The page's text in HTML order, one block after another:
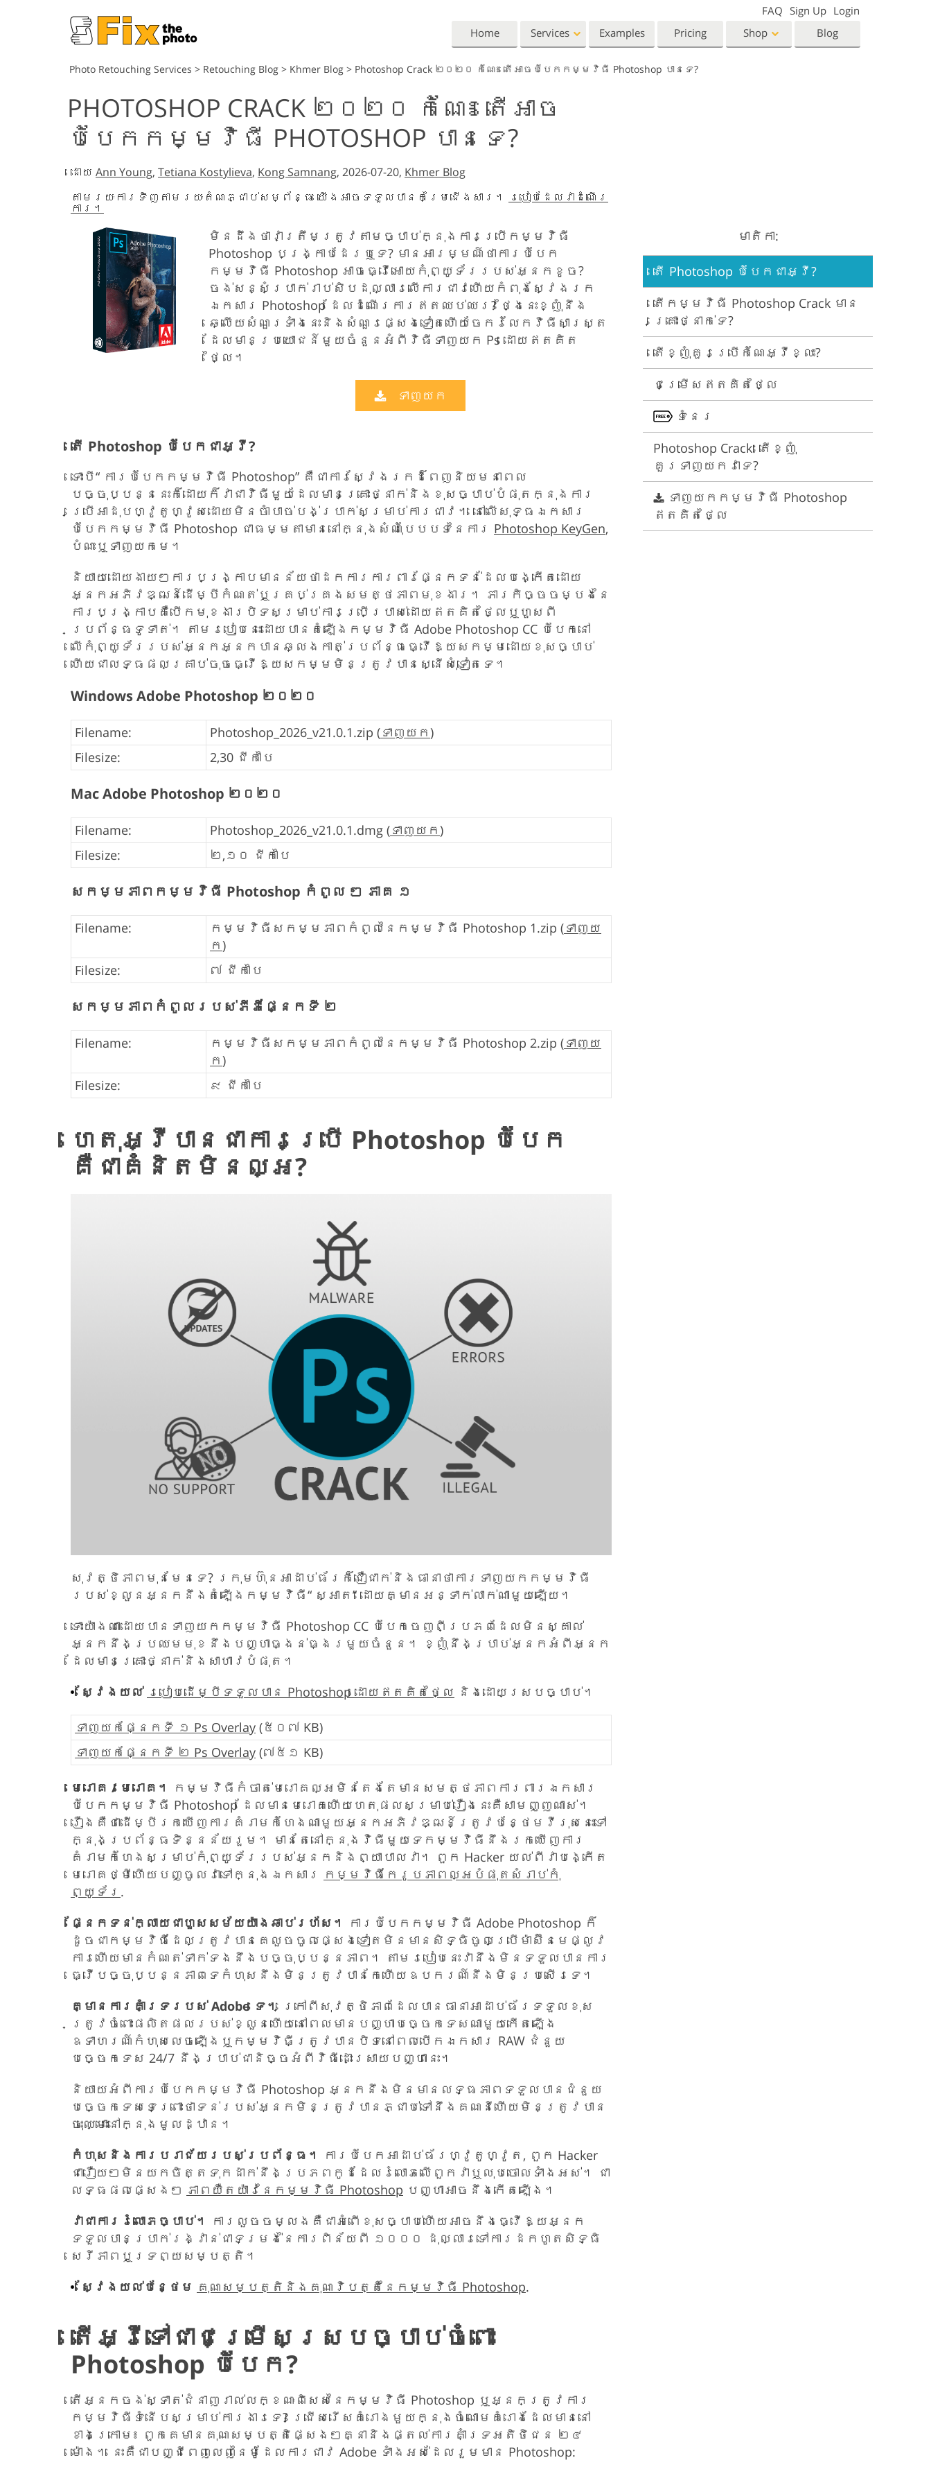
Home Services
Portrait Retouching Body Retouching
Wedding Photo Editing Clipping Path Photo Restoration
Product Photo Editing Jewellery Photo Editing Real Estate Photo Editing
Examples Pricing Shop
Lightroom
Lightroom Presets
Entire LR Preset
Collections
Best Deal Presets
Photoshop Actions
Photoshop Brushes
Entire Ps Actions
Bundles
Templates
Baby Shower Invitation
Blog
FAQ Sign Up Login
Photo Retouching Services > Retouching Blog > Khmer Blog > Photoshop Crack ២០២០ កំណែ៖ តើអាចបំបែកកម្មវិធី Photoshop បានទេ?
PHOTOSHOP CRACK ២០២០ កំណែ៖ តើអាច
បំបែកកម្មវិធី PHOTOSHOP បានទេ?
ដោយ Ann Young, Tetiana Kostylieva, Kong Samnang, 2026-07-20, Khmer Blog
តាមរយៈការទិញតាមរយៈតំណភ្ជាប់សម្ព័ន្ធ យើងអាចទទួលបានកម្រៃជើងសារ។
របៀបដែលវាដំណើរ
ការ។
មិនដឹងថាវាត្រឹមត្រូវតាមច្បាប់ក្នុងការប្រើកម្មវិធី
Photoshop បង្ក្រាបដែរឬទេ? មានអារម្មណ៍ថាការបំបែក
កម្មវិធី Photoshop អាចធ្វើអោយកុំព្យូទ័ររបស់អ្នកខូច?
ចង់សន្សំប្រាក់រាប់សិបដុល្លារលើការជាវហើយកំពុងស្វែងរក
ឯកសារ Photoshop ដែលដំណើរការឥតឈប់ឈរ? ថ្ងៃនេះខ្ញុំនឹង
ឆ្លើយសំណួរទាំងនេះនិងសំណួរផ្សេងទៀតហើយចែករំលែកវិធីសាស្រ្ត
ដែលមានប្រយោជន៍មួយចំនួនអំពីវិធីទាញយក Ps ដោយឥតគិត
ថ្លៃ។
ទាញយក
តើ Photoshop បំបែកជាអ្វី?
ទោះបី“ ការបំបែកកម្មវិធី Photoshop” គឺជាការស្វែងរកដ៏ពេញនិយមនាពេល
បច្ចុប្បន្ននេះក៏ដោយក៏វាជាវិធីមួយដែលមានគ្រោះថ្នាក់និងខុសច្បាប់បំផុតក្នុងការ
ប្រើអាដុបហ្វូតូហ្វូសដោយមិនចាំបាច់បង់ប្រាក់សម្រាប់ការជាវ។ នៅលើសុទ្ធឯកសារ
បំបែកកម្មវិធី Photoshop ជាធម្មតាមាននៅក្នុងសំណុំបែបបទនៃការ Photoshop KeyGen,
បំណះឬទាញយកមេ។
និយាយដោយងាយៗការបង្ក្រាបមានន័យថាដកការការពារផ្នែកទន់ដែលបង្កើតដោយ
អ្នកអភិវឌ្ឍន៍ដើម្បីកំណត់ឬគ្រប់គ្រងសមត្ថភាពមុខងារ។ ភារកិច្ចចម្បងនៃ
ការបង្ក្រាបគឺបើកមុខងារបិទសម្រាប់ការប្រើប្រាស់ដោយឥតគិតថ្លៃឬហួសពី
ប្រព័ន្ធទូទាត់។ តាមរបៀបនេះដោយបានតំឡើងកម្មវិធី Adobe Photoshop CC បំបែកនៅ
លើកុំព្យូទ័ររបស់អ្នកអ្នកបានឆ្លងកាត់ប្រព័ន្ធធ្វើឱ្យសកម្មដោយខុសច្បាប់
ហើយជាលទ្ធផលគ្រាប់ចុចធ្វើឱ្យសកម្មមិនត្រូវបានស្នើសុំទៀតទេ។
Windows Adobe Photoshop ២០២០
Filename: Photoshop_2026_v21.0.1.zip (ទាញយក)
Filesize:
2,30 ជីកាបៃ
Mac Adobe Photoshop ២០២០
Filename: Photoshop_2026_v21.0.1.dmg (ទាញយក)
Filesize:
២,១០ ជីកាបៃ
សកម្មភាពកម្មវិធី Photoshop កំពូល ៗ ភាគ ១
Filename: កម្មវិធីសកម្មភាពកំពូលនៃកម្មវិធី Photoshop 1.zip (ទាញយ
ក)
Filesize:
៧ ជីកាបៃ
សកម្មភាពកំពូលរបស់ភីភីផ្នែកទី ២
Filename: កម្មវិធីសកម្មភាពកំពូលនៃកម្មវិធី Photoshop 2.zip (ទាញយ
ក)
Filesize:
៩ ជីកាបៃ
ហេតុអ្វីបានជាការប្រើ Photoshop បំបែក
គឺជាគំនិតមិនល្អ?
សុវត្ថិភាពមុនមែនទេ? ក្រុមហ៊ុនអាដាប់ធ័រក៏ជឿជាក់និងធានាថាការទាញយកកម្មវិធី
របស់ខ្លួនអ្នកនឹងតំឡើងកម្មវិធី“ ស្អាត” ដោយគ្មានអន្ទាក់លាក់ណាមួយឡើយ។
ទោះយ៉ាងណាដោយបានទាញយកកម្មវិធី Photoshop CC បំបែកចេញពីប្រភពដែលមិនស្គាល់
អ្នកនឹងប្រឈមមុខនឹងបញ្ហាធ្ងន់ធ្ងរមួយចំនួន។ ខ្ញុំនឹងប្រាប់អ្នកអំពីអ្នក
ដែលមានគ្រោះថ្នាក់និងសាហាវបំផុត។
ស្វែងយល់ របៀបដើម្បីទទួលបាន Photoshop ដោយឥតគិតថ្លៃ និងដោយស្របច្បាប់។
ទាញយកផ្នែកទី ១ Ps Overlay (៥០៧ KB)
ទាញយកផ្នែកទី ២ Ps Overlay (៧៥១ KB)
មេរោគ / មេរោគ។
កម្មវិធីកំចាត់មេរោគល្អមិនតែងតែមានសមត្ថភាពការពារឯកសារ
បំបែកកម្មវិធី Photoshop ដែលមានមេរោគហើយហេតុផលសម្រាប់រឿងនេះគឺសាមញ្ញណាស់។
រឿងគឺថាដើម្បីរកឃើញការគំរាមកំហែងណាមួយអ្នកអភិវឌ្ឍន៍ត្រូវបន្ថែមវីរុសនេះទៅ
ក្នុងប្រព័ន្ធទិន្នន័យរួម។ មានតែនៅក្នុងវិធីមួយទេកម្មវិធីនឹងរកឃើញការ
គំរាមកំហែងសម្រាប់កុំព្យូទ័ររបស់អ្នកនិងព្យាបាលវា។ ពួក Hacker យល់ពីវាបង្កើត
មេរោគថ្មីហើយបញ្ចូលវាទៅក្នុងឯកសារ
កម្មវិធីកែរូបភាពល្អបំផុតសំរាប់កុំ
ព្យូទ័រ .
ផ្នែកទន់ក្លាយជាហួសសម័យយ៉ាងឆាប់រហ័ស។
ការបំបែកកម្មវិធី Adobe Photoshop ក៏
ដូចជាកម្មវិធីដែលត្រូវបានគេលួចចូលផ្សេងទៀតមិនមានសិទ្ធិចូលប្រើម៉ាស៊ីនមេផ្លូវ
ការហើយមានកំណត់ទាក់ទងនឹងបច្ចុប្បន្នភាព។ តាមរបៀបនេះវានឹងមិនទទួលបានការ
ធ្វើបច្ចុប្បន្នភាពទេកំហុសនឹងមិនត្រូវបានកែហើយឧបករណ៍នឹងមិនប្រសើរទេ។
គ្មានការគាំទ្ររបស់ Adobe ទេ។ ក្រៅពីសុវត្ថិភាពដែលបានធានាអាដាប់ធ័រទទួលខុស
ត្រូវចំពោះផលិតផលរបស់ខ្លួនហើយនៅពេលមានបញ្ហាបច្ចេកទេសណាមួយកើតឡើង
ឧទាហរណ៍កំហុសលេចឡើងឬកម្មវិធីត្រូវបានបិទនៅពេលបើកឯកសារ RAW ជំនួយ
បច្ចេកទេស 24/7 នឹងប្រាប់ជានិច្ចអំពីវិធីដោះស្រាយបញ្ហានេះ។
និយាយអំពីការបំបែកកម្មវិធី Photoshop អ្នកនឹងមិនមានលទ្ធភាពទទួលបានជំនួយ
បច្ចេកទេសទេព្រោះថាទន់របស់អ្នកមិនត្រូវបានភ្ជាប់ទៅនឹងគណនីហើយមិនត្រូវបាន
ចុះឈ្មោះនៅក្នុងមូលដ្ឋាន។
កំហុសនិងការបរាជ័យរបស់ប្រព័ន្ធ។
ការបំបែកអាដាប់ធ័រហ្វូតូហ្វូត, ពួក Hacker
ជារឿយៗមិនយកចិត្តទុកដាក់នឹងប្រភពកូដដែលរំលោភលើពួកវាឬលុបចោលទាំងអស់។ ជា
លទ្ធផលផ្សេងៗ ភាពយឺតយ៉ាវនៃកម្មវិធី Photoshop បញ្ហាអាចនឹងកើតឡើង។
វាជាការរំលោភច្បាប់។
ការលួចចម្លងគឺជាអំពើខុសច្បាប់ហើយអាចនឹងធ្វើឱ្យអ្នក
ទទួលបានប្រាក់រង្វាន់ជាទម្រង់នៃការពិន័យពី ១០០០ ដុល្លារទៅការដកហូតសិទ្ធិ
សេរីភាពឬទ្រព្យសម្បត្តិ។
ស្វែង​យល់​បន្ថែម គុណសម្បត្តិនិងគុណវិបត្តិនៃកម្មវិធី Photoshop.
តើអ្វីទៅជាជម្រើសស្របច្បាប់ចំពោះ
Photoshop បំបែក?
តើអ្នកចង់ស្ទាត់ជំនាញរាល់លក្ខណៈពិសេសនៃកម្មវិធី Photoshop ឬអ្នកត្រូវការ
កម្មវិធីទំនើបសម្រាប់ការងារទេ? ជ្រើសរើសគំរោងមួយក្នុងចំណោមគំរោងដែលមាននៅ
ខាងក្រោម៖ ពួកគេមានគុណសម្បត្តិផ្សេងៗគ្នានិងផ្តល់ការគាំទ្រអតិថិជន ២៤
ម៉ោង។ នេះគឺជាបញ្ជីពេញលេញនៃម៉ូដែលការជាវ Adobe ទាំងអស់ដែលរួមមាន Photoshop:
មាតិកា:
តើ Photoshop បំបែកជាអ្វី?
តើកម្មវិធី Photoshop Crack មាន
គ្រោះថ្នាក់ទេ?
តើខ្ញុំគួរប្រើកំណែអ្វីខ្លះ?
ជម្រើសឥតគិតថ្លៃ
ទំនេរ
Photoshop Crack: តើខ្ញុំ
គួរទាញយកវាទេ?
ទាញយកកម្មវិធី Photoshop
ឥតគិតថ្លៃ